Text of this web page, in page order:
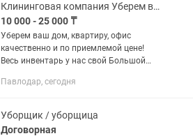
Клининговая компания Уберем ваш дом
10 000 - 25 000 ₸
Уберем ваш дом, квартиру, офис
качественно и по приемлемой цене!
Весь инвентарь у нас свой Большой
Поддерживающая После ремонта
Павлодар, сегодня
Уборщик / уборщица
Договорная